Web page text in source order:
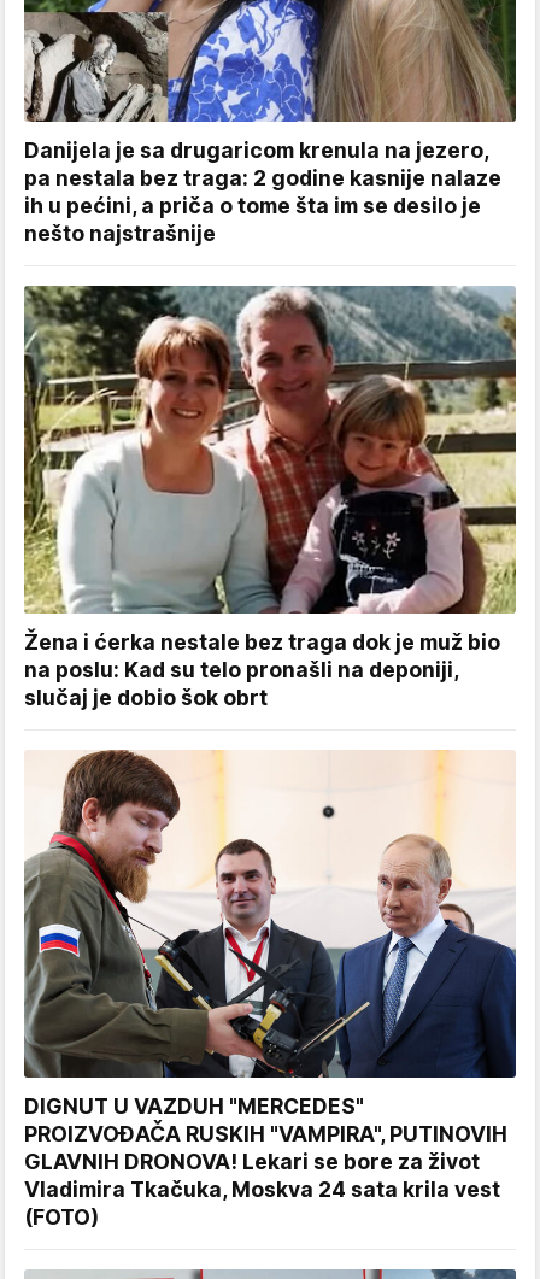
Danijela je sa drugaricom krenula na jezero,
pa nestala bez traga: 2 godine kasnije nalaze
ih u pećini, a priča o tome šta im se desilo je
nešto najstrašnije
Žena i ćerka nestale bez traga dok je muž bio
na poslu: Kad su telo pronašli na deponiji,
slučaj je dobio šok obrt
DIGNUT U VAZDUH "MERCEDES"
PROIZVOĐAČA RUSKIH "VAMPIRA", PUTINOVIH
GLAVNIH DRONOVA! Lekari se bore za život
Vladimira Tkačuka, Moskva 24 sata krila vest
(FOTO)